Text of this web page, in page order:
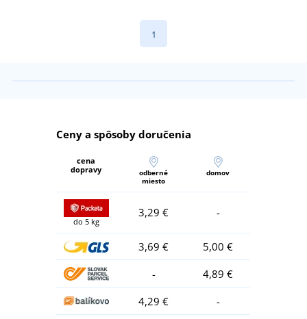
1
Ceny a spôsoby doručenia
cena
dopravy
odberné
miesto
domov
do 5 kg
3,29 € -
3,69 €
5,00 €
-
4,89 €
4,29 €
-